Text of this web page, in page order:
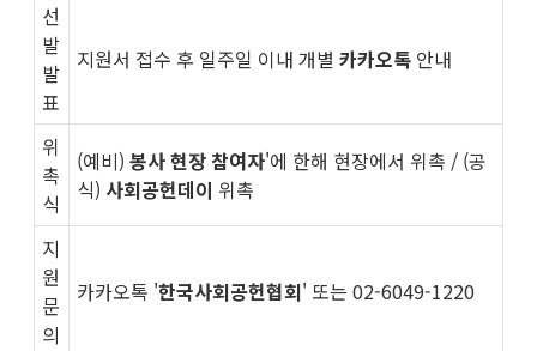
선
발
발
표
지원서 접수 후 일주일 이내 개별카카오톡 안내
위
촉
식
(예비)봉사 현장 참여자'에 한해 현장에서 위촉 / (공
식) 사회공헌데이 위촉
지
원
문
의
카카오톡 '한국사회공헌협회' 또는 02-6049-1220